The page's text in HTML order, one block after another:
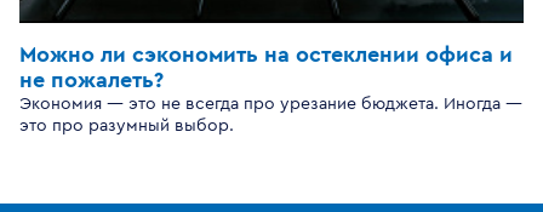
Можно ли сэкономить на остеклении офиса и
не пожалеть?
Экономия — это не всегда про урезание бюджета. Иногда —
это про разумный выбор.